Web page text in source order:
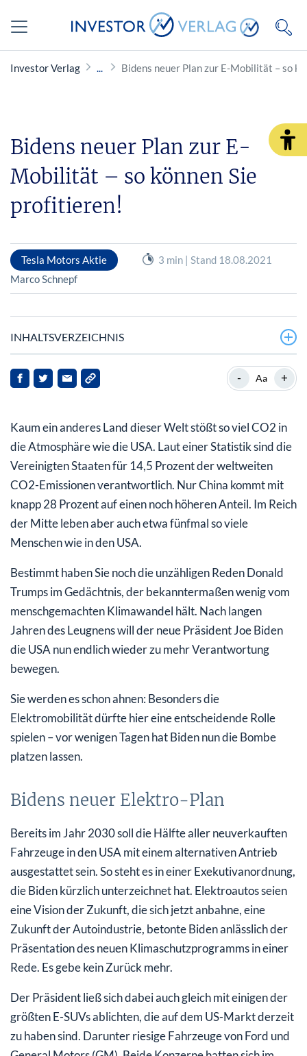
Investor Verlag Bidens neuer Plan zur E-Mobilität – so
Bidens neuer Plan zur E-
Mobilität – so können Sie
profitieren!
Tesla Motors Aktie
3 min | Stand 18.08.2021
Marco Schnepf
INHALTSVERZEICHNIS
Bidens neuer Elektro-Plan
Aber was ist mit Tesla?
Tesla unter Druck
- Aa +
Kaum ein anderes Land dieser Welt stößt so viel CO2 in
die Atmosphäre wie die USA. Laut einer Statistik sind die
Vereinigten Staaten für 14,5 Prozent der weltweiten
CO2-Emissionen verantwortlich. Nur China kommt mit
knapp 28 Prozent auf einen noch höheren Anteil. Im Reich
der Mitte leben aber auch etwa fünfmal so viele
Menschen wie in den USA.
Bestimmt haben Sie noch die unzähligen Reden Donald
Trumps im Gedächtnis, der bekanntermaßen wenig vom
menschgemachten Klimawandel hält. Nach langen
Jahren des Leugnens will der neue Präsident Joe Biden
die USA nun endlich wieder zu mehr Verantwortung
bewegen.
Sie werden es schon ahnen: Besonders die
Elektromobilität dürfte hier eine entscheidende Rolle
spielen – vor wenigen Tagen hat Biden nun die Bombe
platzen lassen.
Bidens neuer Elektro-Plan
Bereits im Jahr 2030 soll die Hälfte aller neuverkauften
Fahrzeuge in den USA mit einem alternativen Antrieb
ausgestattet sein. So steht es in einer Exekutivanordnung,
die Biden kürzlich unterzeichnet hat. Elektroautos seien
eine Vision der Zukunft, die sich jetzt anbahne, eine
Zukunft der Autoindustrie, betonte Biden anlässlich der
Präsentation des neuen Klimaschutzprogramms in einer
Rede. Es gebe kein Zurück mehr.
Der Präsident ließ sich dabei auch gleich mit einigen der
größten E-SUVs ablichten, die auf dem US-Markt derzeit
zu haben sind. Darunter riesige Fahrzeuge von Ford und